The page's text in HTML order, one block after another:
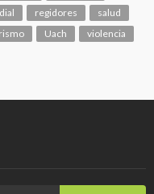
regidores
salud
Uach violencia